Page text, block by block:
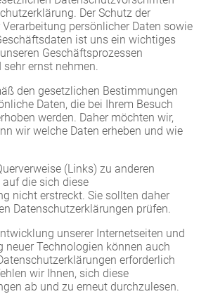
Der Schutz der
persönlicher Daten sowie
ist uns ein wichtiges
Geschäftsprozessen
ernst nehmen.
den gesetzlichen Bestimmungen
Daten, die bei Ihrem Besuch
werden. Daher möchten wir,
wir welche Daten erheben und wie
(Links) zu anderen
die sich diese
nicht erstreckt. Sie sollten daher
Datenschutzerklärungen prüfen.
unserer Internetseiten und
neuer Technologien können auch
erforderlich
wir Ihnen, sich diese
ab und zu erneut durchzulesen.